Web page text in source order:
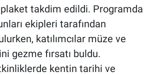
takdim edildi. Programda
ekipleri tarafından
katılımcılar müze ve
gezme fırsatı buldu.
kentin tarihi ve